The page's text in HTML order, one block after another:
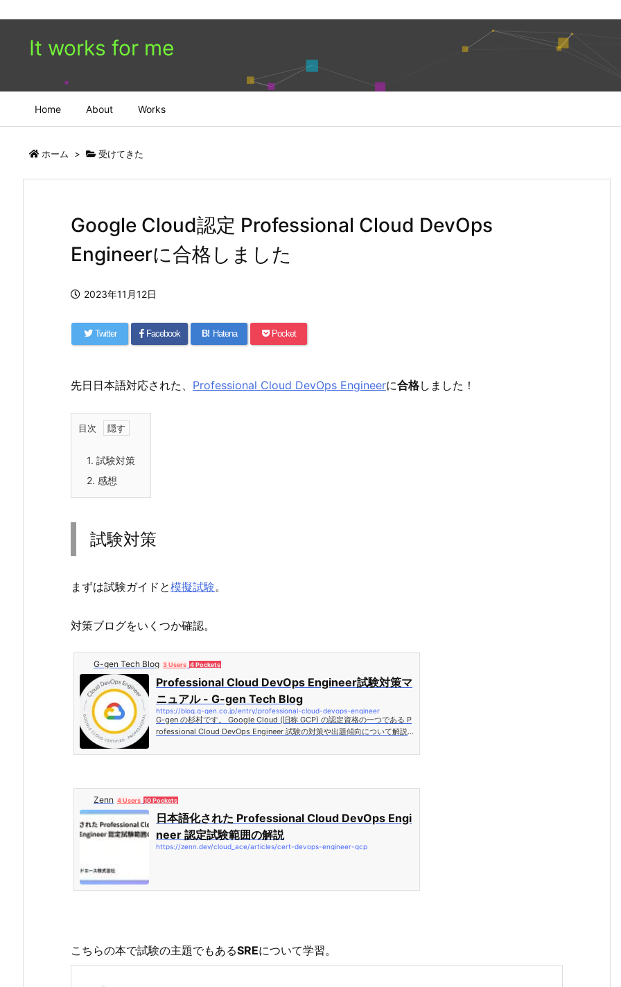
It works for me
Home About Works
ホーム > 受けてきた
Google Cloud認定 Professional Cloud DevOps
Engineerに合格しました
2023年11月12日
Twitter Facebook B! Hatena Pocket
先日日本語対応された、 Professional Cloud DevOps Engineerに合格しました！
目次
1. 試験対策
2. 感想
試験対策
まずは試験ガイドと模擬試験。
対策ブログをいくつか確認。
G-gen Tech Blog 3 Users 4 Pockets
Professional Cloud DevOps Engineer試験対策マ
ニュアル - G-gen Tech Blog
https://blog.g-gen.co.jp/entry/professional-cloud-devops-engineer
G-gen の杉村です。 Google Cloud (旧称 GCP) の認定資格の一つである P
rofessional Cloud DevOps Engineer 試験の対策や出題傾向について解説
neer 基本的な情報 Professional Cloud DevOps Engineer とは Profession
Zenn 4 Users 10 Pockets
日本語化された Professional Cloud DevOps Engi
neer 認定試験範囲の解説
https://zenn.dev/cloud_ace/articles/cert-devops-engineer-gcp
こちらの本で試験の主題でもあるSREについて学習。